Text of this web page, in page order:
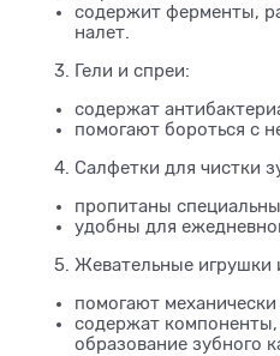
содержит ферменты,
налет.
Гели и спреи:
содержат
помогают бороться с
Салфетки для чистки
пропитаны
удобны для
Жевательные игрушки
помогают
содержат
образование зубного